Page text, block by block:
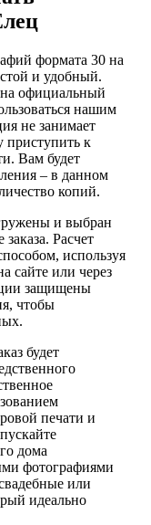
формата 30 на
и удобный.
на официальный
нашим
не занимает
приступить к
Вам будет
– в данном
копий.
и выбран
Расчет
используя
сайте или через
защищены
чтобы
будет
печати и
дома
фотографиями
или
идеально